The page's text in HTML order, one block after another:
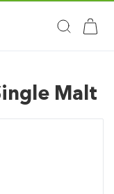
Malt